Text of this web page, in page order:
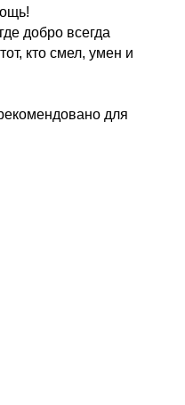
добро всегда
кто смел, умен и
для